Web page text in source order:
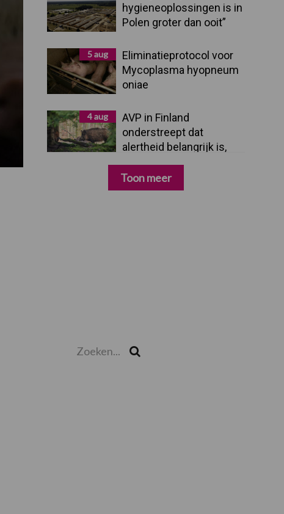
hygieneoplossingen is in
Polen groter dan ooit”
5 aug
Eliminatieprotocol voor
Mycoplasma hyopneum
oniae
4 aug
AVP in Finland
onderstreept dat
alertheid belangrijk is,
Toon meer